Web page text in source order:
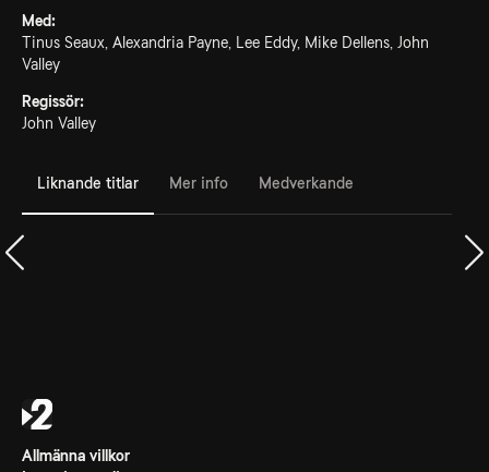
Med:
Tinus Seaux, Alexandria Payne, Lee Eddy, Mike Dellens, John
Valley
Regissör:
John Valley
Liknande titlar Mer info Medverkande
Allmänna villkor